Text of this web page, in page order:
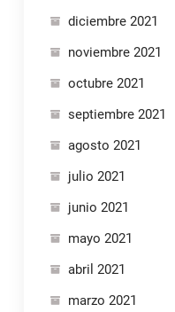
diciembre 2021
noviembre 2021
octubre 2021
septiembre 2021
agosto 2021
julio 2021
junio 2021
mayo 2021
abril 2021
marzo 2021